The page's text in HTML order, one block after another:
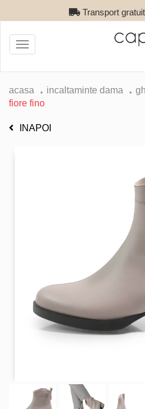
Transport
Toggle
navigation
acasa incaltaminte dama
fiore fino
INAPOI